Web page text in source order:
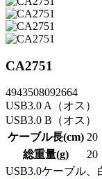
CA2751
4943508092664
USB3.0 A（オス）
USB3.0 B（オス）
ケーブル長(cm) 20
総重量(g)
20
USB3.0ケーブル、